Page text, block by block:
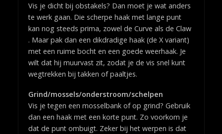
Vis je dicht bij obstakels? Dan moet je wat anders
te werk gaan. Die scherpe haak met lange punt
kan nog steeds prima, zowel de Curve als de Claw
. Maar pak dan een dikdradige haak (de X variant)
met een ruime bocht en een goede weerhaak. Je
wilt dat hij muurvast zit, zodat je de vis snel kunt
wegtrekken bij takken of paaltjes.
Grind/mossels/onderstroom/schelpen
Vis je tegen een mosselbank of op grind? Gebruik
dan een haak met een korte punt. Zo voorkom je
dat de punt ombuigt. Zeker bij het werpen is dat